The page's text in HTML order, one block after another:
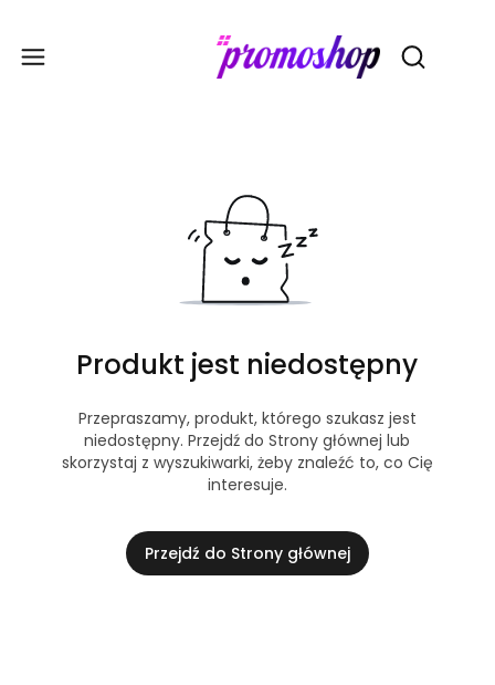
Otwórz
Produkt jest niedostępny
Przepraszamy, produkt, którego szukasz jest
niedostępny. Przejdź do Strony głównej lub
skorzystaj z wyszukiwarki, żeby znaleźć to, co Cię
interesuje.
Przejdź do Strony głównej